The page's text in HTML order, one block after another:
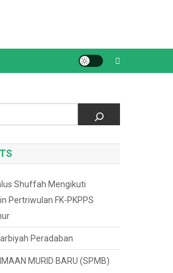
Shuffah Mengikuti
Pertriwulan FK-PKPPS
Peradaban
MURID BARU (SPMB)